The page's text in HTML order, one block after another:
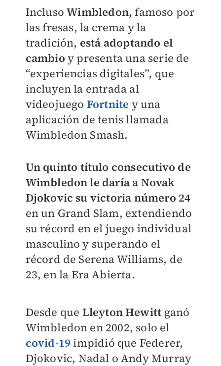
InclusoWimbledon,famoso por
las fresas, la crema y la
tradición, está adoptando el
cambio y presenta una serie de
“experiencias digitales”, que
incluyen la entrada al
videojuego Fortnite y una
aplicación de tenis llamada
Wimbledon Smash.
Un quinto título consecutivo de
Wimbledon le daría a Novak
Djokovic su victoria número 24
en un Grand Slam, extendiendo
su récord en el juego individual
masculino y superando el
récord de Serena Williams, de
23, en la Era Abierta.
Desde que Lleyton Hewitt ganó
Wimbledon en 2002, solo el
covid-19impidió que Federer,
Djokovic, Nadal o Andy Murray